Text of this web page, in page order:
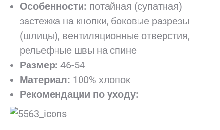
Особенности: потайная (супатная)
застежка на кнопки, боковые разрезы
(шлицы), вентиляционные отверстия,
рельефные швы на спине
Размер: 46-54
Материал: 100% хлопок
Рекомендации по уходу: